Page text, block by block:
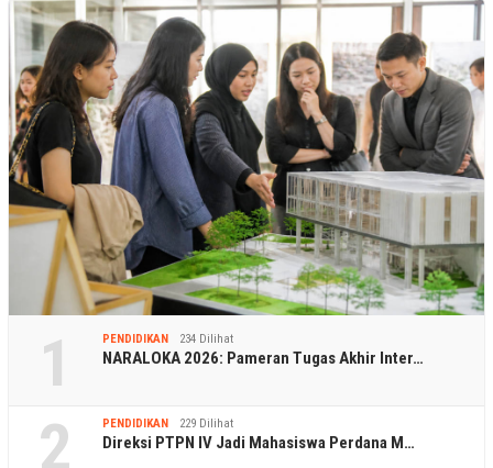
1 PENDIDIKAN 234 Dilihat
NARALOKA 2026: Pameran Tugas Akhir Inter…
2 PENDIDIKAN 229 Dilihat
Direksi PTPN IV Jadi Mahasiswa Perdana M…